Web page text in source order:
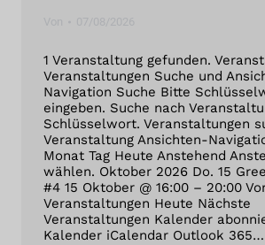
1 Veranstaltung gefunden.
Veranstaltungen Suche und
Navigation Suche Bitte
eingeben. Suche nach
Schlüsselwort. Veranstaltungen
Veranstaltung Ansichten-
Monat Tag Heute Anstehend
wählen. Oktober 2026 Do. 15
#4 15 Oktober @ 16:00 – 20:00
Veranstaltungen Heute Nächste
Veranstaltungen Kalender
Kalender iCalendar Outlook 365…